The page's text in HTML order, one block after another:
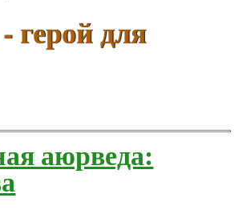
герой для
аюрведа: